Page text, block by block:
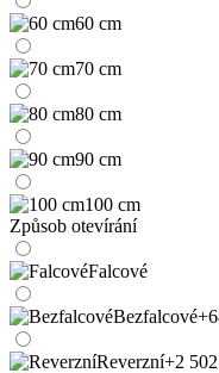
60 cm
70 cm
80 cm
90 cm
100 cm
Způsob otevírání
Falcové
Bezfalcové
Reverzní+2